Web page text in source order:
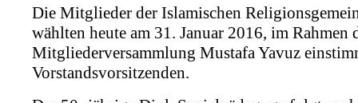
Die Mitglieder der Islamischen
wählten heute am 31. Januar 2016, im
Mitgliederversammlung Mustafa Yavuz
Vorstandsvorsitzenden.